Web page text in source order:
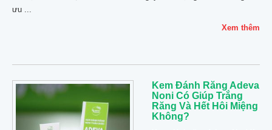
ưu ...
Xem thêm
Kem Đánh Răng Adeva
Noni Có Giúp Trắng
Răng Và Hết Hôi Miệng
Không?